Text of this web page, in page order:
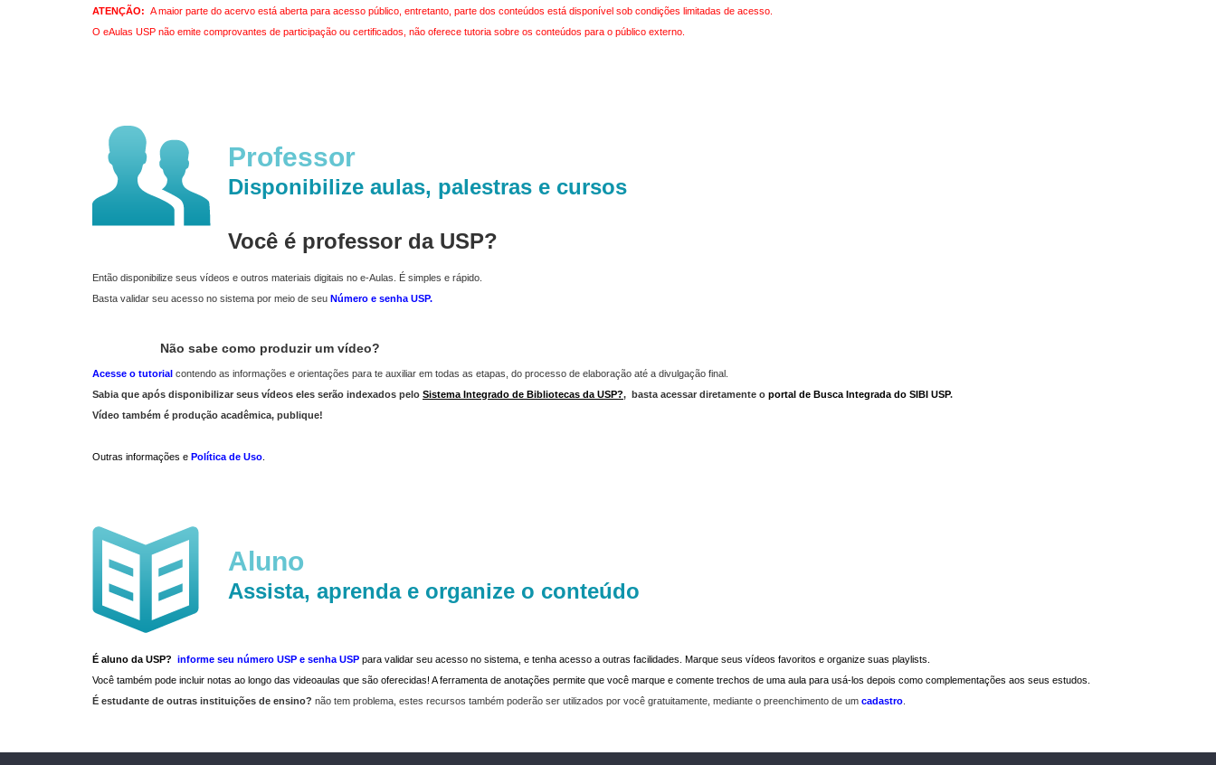
ATENÇÃO: A maior parte do acervo está aberta para acesso público, entretanto, parte dos conteúdos está disponível sob condições limitadas de acesso.
O eAulas USP não emite comprovantes de participação ou certificados, não oferece tutoria sobre os conteúdos para o público externo.
Professor
Disponibilize aulas, palestras e cursos
Você é professor da USP?
Então disponibilize seus vídeos e outros materiais digitais no e-Aulas. É simples e rápido.
Basta validar seu acesso no sistema por meio de seu Número e senha USP.
Não sabe como produzir um vídeo?
Acesse o tutorial contendo as informações e orientações para te auxiliar em todas as etapas, do processo de elaboração até a divulgação final.
Sabia que após disponibilizar seus vídeos eles serão indexados pelo Sistema Integrado de Bibliotecas da USP?, basta acessar diretamente o portal de Busca Integrada do SIBI USP.
Vídeo também é produção acadêmica, publique!
Outras informações e Política de Uso
Aluno
Assista, aprenda e organize o conteúdo
É aluno da USP? informe seu número USP e senha USP para validar seu acesso no sistema, e tenha acesso a outras facilidades. Marque seus vídeos favoritos e organize suas playlists.
Você também pode incluir notas ao longo das videoaulas que são oferecidas! A ferramenta de anotações permite que você marque e comente trechos de uma aula para usá-los depois como complementações aos seus estudos.
É estudante de outras instituições de ensino? não tem problema, estes recursos também poderão ser utilizados por você gratuitamente, mediante o preenchimento de um cadastro